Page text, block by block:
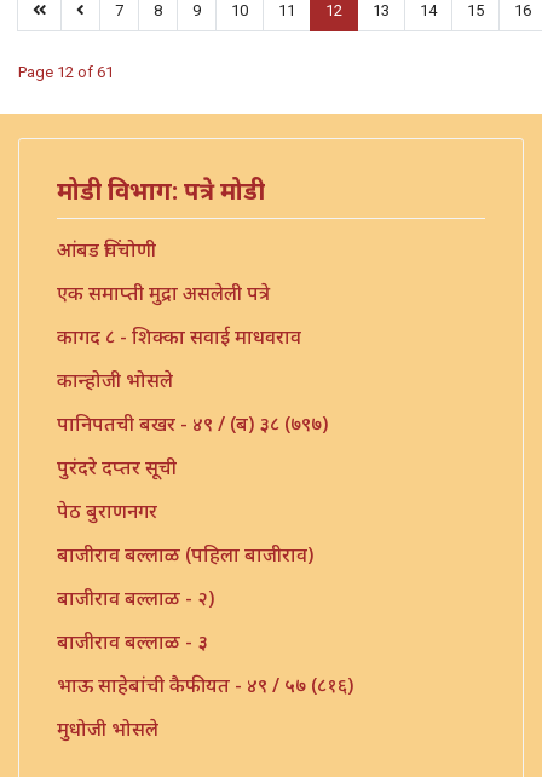
7 8 9 10 11 12 13 14 15 16
Page 12 of 61
मोडी विभाग: पत्रे मोडी
आंबड चिंचोणी
एक समाप्ती मुद्रा असलेली पत्रे
कागद ८ - शिक्का सवाई माधवराव
कान्होजी भोसले
पानिपतची बखर - ४९ / (ब) ३८ (७९७)
पुरंदरे दप्तर सूची
पेठ बुराणनगर
बाजीराव बल्लाळ (पहिला बाजीराव)
बाजीराव बल्लाळ - २)
बाजीराव बल्लाळ - ३
भाऊ साहेबांची कैफीयत - ४९ / ५७ (८१६)
मुधोजी भोसले